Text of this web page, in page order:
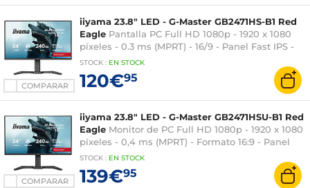
COMPARAR
iiyama 23.8" LED - G-Master GB2471HS-B1 Red
Eagle Pantalla PC Full HD 1080p - 1920 x 1080
píxeles - 0.3 ms (MPRT) - 16/9 - Panel Fast IPS -
240 Hz - Adaptive Sync / G-SYNC Compatible -
HDMI/DisplayPort - Pivot - Negro
STOCK : EN STOCK
120€95
COMPARAR
iiyama 23.8" LED - G-Master GB2471HSU-B1 Red
Eagle Monitor de PC Full HD 1080p - 1920 x 1080
píxeles - 0,4 ms (MPRT) - Formato 16:9 - Panel
IPS rápido - 240 Hz - Compatible con Adaptive
Sync / G-SYNC - HDMI/DisplayPort - Pivotante -
Hub USB - Negro
STOCK : EN STOCK
139€95